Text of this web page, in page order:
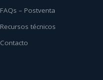
FAQs – Postventa
Recursos técnicos
Contacto